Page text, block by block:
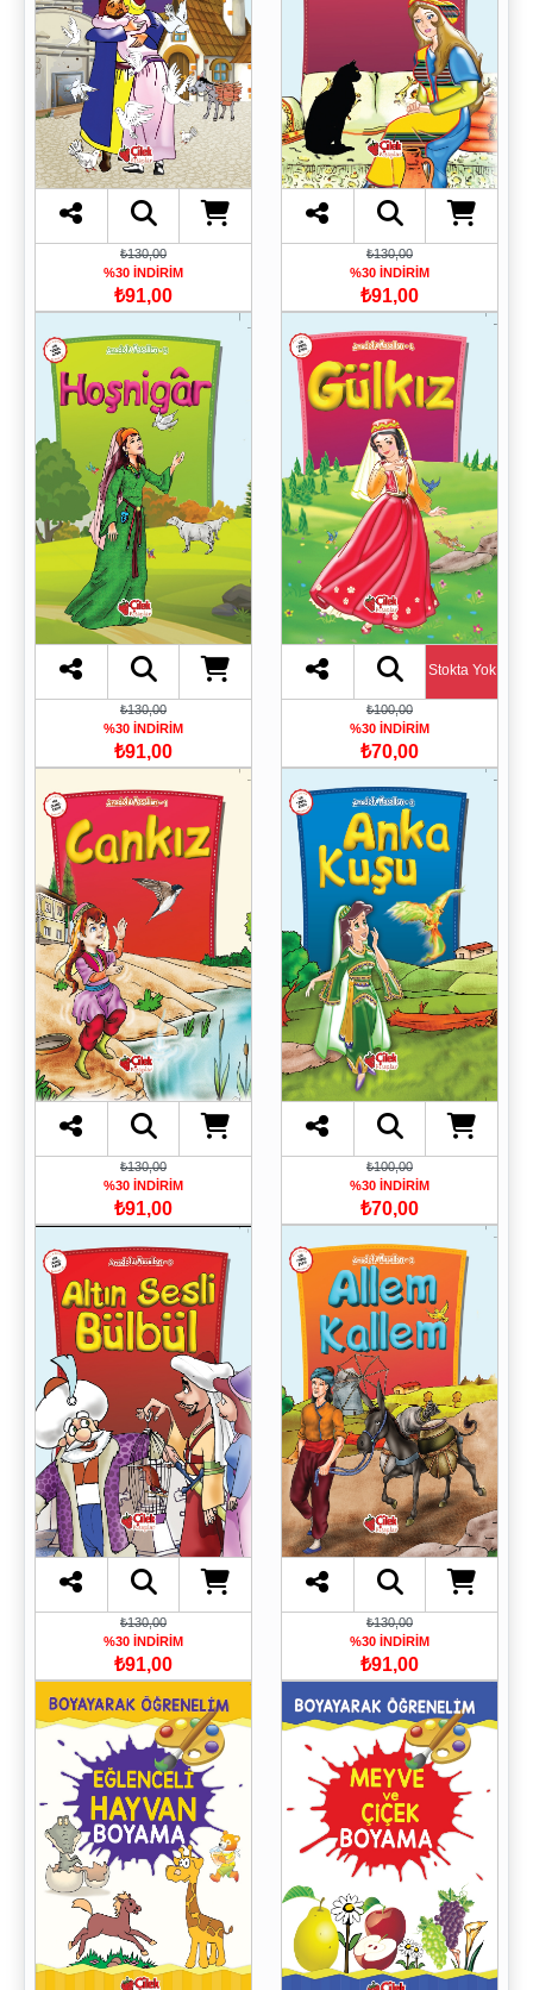
₺130,00
%30 İNDİRİM
₺91,00
₺130,00
%30 İNDİRİM
₺91,00
₺130,00
%30 İNDİRİM
₺91,00
Stokta Yok
₺100,00
%30 İNDİRİM
₺70,00
₺130,00
%30 İNDİRİM
₺91,00
₺100,00
%30 İNDİRİM
₺70,00
₺130,00
%30 İNDİRİM
₺91,00
₺130,00
%30 İNDİRİM
₺91,00